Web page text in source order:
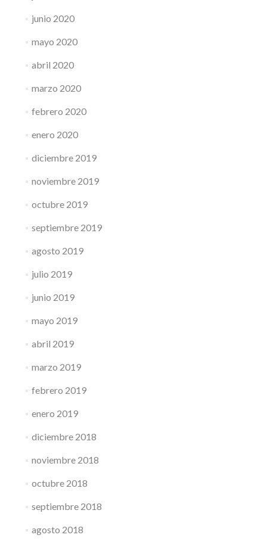
junio 2020
mayo 2020
abril 2020
marzo 2020
febrero 2020
enero 2020
diciembre 2019
noviembre 2019
octubre 2019
septiembre 2019
agosto 2019
julio 2019
junio 2019
mayo 2019
abril 2019
marzo 2019
febrero 2019
enero 2019
diciembre 2018
noviembre 2018
octubre 2018
septiembre 2018
agosto 2018